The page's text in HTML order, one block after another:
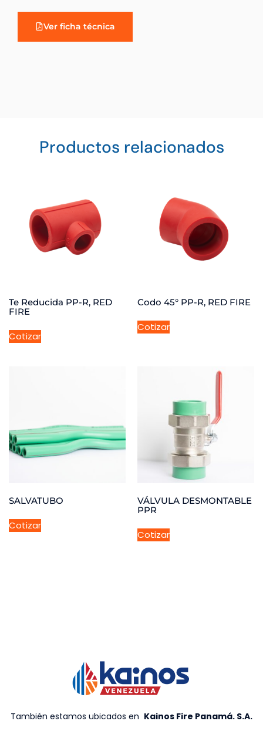
Ver ficha técnica
Productos relacionados
Te Reducida PP-R, RED
FIRE
Cotizar
Codo 45° PP-R, RED FIRE
Cotizar
SALVATUBO
Cotizar
VÁLVULA DESMONTABLE
PPR
Cotizar
También estamos ubicados en Kainos Fire Panamá. S.A.